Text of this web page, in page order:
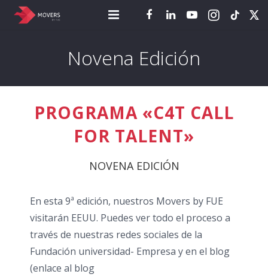
tiktok
Novena Edición
PROGRAMA «C4T CALL
FOR TALENT»
NOVENA EDICIÓN
En esta 9ª edición, nuestros Movers by FUE
visitarán EEUU. Puedes ver todo el proceso a
través de nuestras redes sociales de la
Fundación universidad- Empresa y en el blog
(enlace al blog